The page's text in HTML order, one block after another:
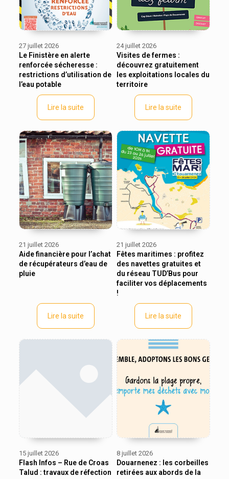
27 juillet 2026
Le Finistère en alerte
renforcée sécheresse :
restrictions d’utilisation de
l’eau potable
Lire la suite
24 juillet 2026
Visites de fermes :
découvrez gratuitement
les exploitations locales du
territoire
Lire la suite
21 juillet 2026
Aide financière pour l’achat
de récupérateurs d’eau de
pluie
Lire la suite
21 juillet 2026
Fêtes maritimes : profitez
des navettes gratuites et
du réseau TUD’Bus pour
faciliter vos déplacements
!
Lire la suite
15 juillet 2026
Flash Infos – Rue de Croas
Talud : travaux de réfection
8 juillet 2026
Douarnenez : les corbeilles
retirées aux abords de la